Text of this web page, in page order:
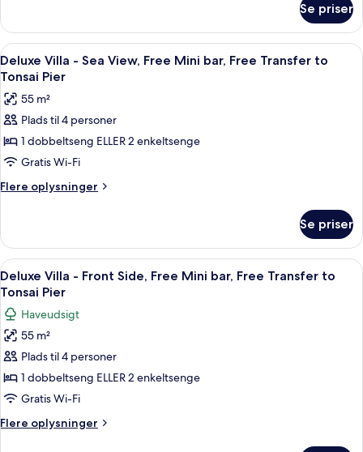
Free
Mini
bar,
Free
Transfer
to
Tonsai
Pier
Villa
Grand
Sea
Free
Mini
Free
Transfer
Tonsai
Se priser
Indlæs
alle
billeder
af
Deluxe
Villa
-
Sea
Mini
bar,
Free
Transfer
to
Tonsai
Pier
En træterrasse med to Adirondack-
7
Deluxe Villa - Sea View, Free Mini bar, Free Transfer to
Tonsai Pier
55 m²
Plads til 4 personer
1 dobbeltseng ELLER 2 enkeltsenge
Gratis Wi-Fi
Flere oplysninger
Flere
Villa
Sea
View,
Mini
bar,
Free
Transfer
to
Pier
Se priser
Indlæs
alle
billeder
af
Deluxe
Villa
-
Front
Side,
Free
Et hotelværelse med seng, fjernsyn
5
Deluxe Villa - Front Side, Free Mini bar, Free Transfer to
Tonsai Pier
Haveudsigt
55 m²
Plads til 4 personer
1 dobbeltseng ELLER 2 enkeltsenge
Gratis Wi-Fi
Flere oplysninger
Flere